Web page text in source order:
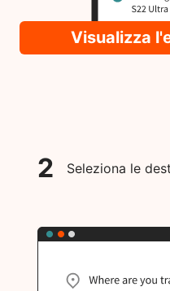
Visualizza
2 Seleziona le